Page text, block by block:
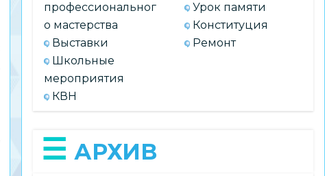
профессиональног
о мастерства
Выставки
Школьные
мероприятия
КВН
Урок памяти
Конституция
Ремонт
АРХИВ